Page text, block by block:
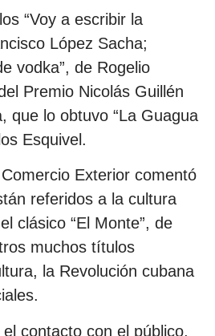
“Voy a escribir la
López Sacha;
vodka”, de Rogelio
Premio Nicolás Guillén
que lo obtuvo “La Guagua
Esquivel.
Exterior comentó
referidos a la cultura
clásico “El Monte”, de
muchos títulos
la Revolución cubana
contacto con el público,